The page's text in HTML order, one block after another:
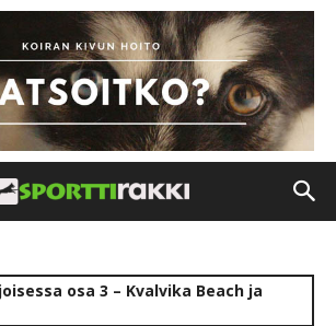
osa 3 – Kvalvika Beach ja